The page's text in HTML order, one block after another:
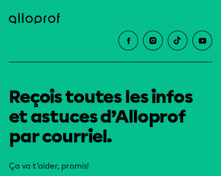
Reçois toutes les infos
et astuces d’Alloprof
par courriel.
Ça va t’aider, promis!